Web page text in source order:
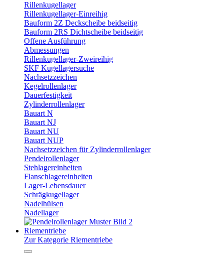
Rillenkugellager
Rillenkugellager-Einreihig
Bauform 2Z Deckscheibe beidseitig
Bauform 2RS Dichtscheibe beidseitig
Offene Ausführung
Abmessungen
Rillenkugellager-Zweireihig
SKF Kugellagersuche
Nachsetzzeichen
Kegelrollenlager
Dauerfestigkeit
Zylinderrollenlager
Bauart N
Bauart NJ
Bauart NU
Bauart NUP
Nachsetzzeichen für Zylinderrollenlager
Pendelrollenlager
Stehlagereinheiten
Flanschlagereinheiten
Lager-Lebensdauer
Schrägkugellager
Nadelhülsen
Nadellager
Riementriebe
Zur Kategorie Riementriebe